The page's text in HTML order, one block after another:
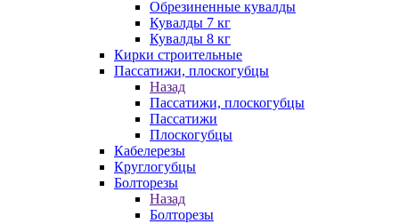
Обрезиненные кувалды
Кувалды 7 кг
Кувалды 8 кг
Кирки строительные
Пассатижи, плоскогубцы
Назад
Пассатижи, плоскогубцы
Пассатижи
Плоскогубцы
Кабелерезы
Круглогубцы
Болторезы
Назад
Болторезы